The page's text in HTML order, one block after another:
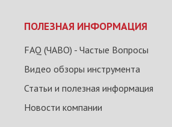
ПОЛЕЗНАЯ ИНФОРМАЦИЯ
FAQ (ЧАВО) - Частые Вопросы
Видео обзоры инструмента
Статьи и полезная информация
Новости компании